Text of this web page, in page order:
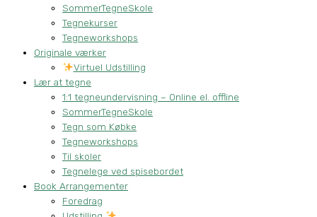
SommerTegneSkole
Tegnekurser
Tegneworkshops
Originale værker
Virtuel Udstilling
Lær at tegne
1:1 tegneundervisning – Online el. offline
SommerTegneSkole
Tegn som Købke
Tegneworkshops
Til skoler
Tegnelege ved spisebordet
Book Arrangementer
Foredrag